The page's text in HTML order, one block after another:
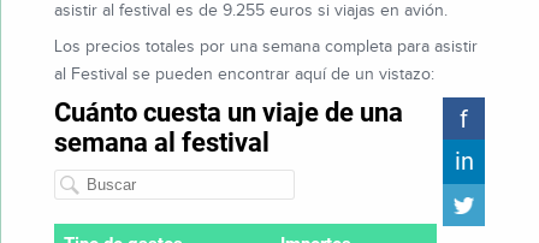
asistir al festival es de 9.255 euros si viajas en avión.
Los precios totales por una semana completa para asistir
al Festival se pueden encontrar aquí de un vistazo: